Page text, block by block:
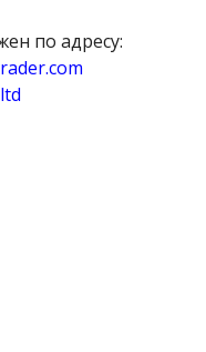
по адресу: